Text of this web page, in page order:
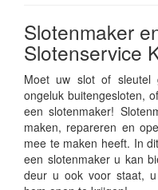
Slotenmaker
Slotenservice
Moet uw slot of sleutel
ongeluk buitengesloten,
een slotenmaker!
maken, repareren en
mee te maken heeft. In
een slotenmaker u kan
deur u ook voor staat,